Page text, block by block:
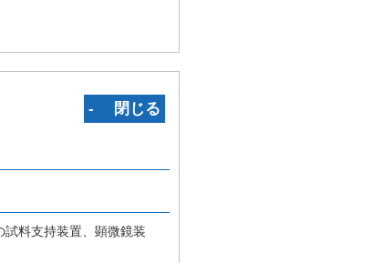
‐ 閉じる
料支持装置、顕微鏡装